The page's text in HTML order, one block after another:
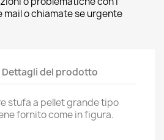
o chiamate se urgente
Dettagli del prodotto
stufa a pellet grande tipo
fornito come in figura.